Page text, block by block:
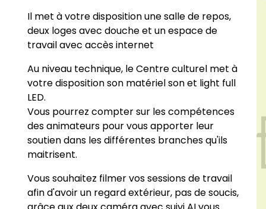
Il met à votre disposition une salle de repos,
deux loges avec douche et un espace de
travail avec accès internet
Au niveau technique, le Centre culturel met à
votre disposition son matériel son et light full
LED.
Vous pourrez compter sur les compétences
des animateurs pour vous apporter leur
soutien dans les différentes branches qu'ils
maitrisent.
Vous souhaitez filmer vos sessions de travail
afin d'avoir un regard extérieur, pas de soucis,